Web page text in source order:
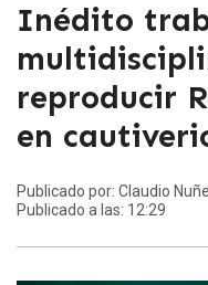
Inédito
reproducir
en
Publicado por: Claudio
Publicado a las: 12:29